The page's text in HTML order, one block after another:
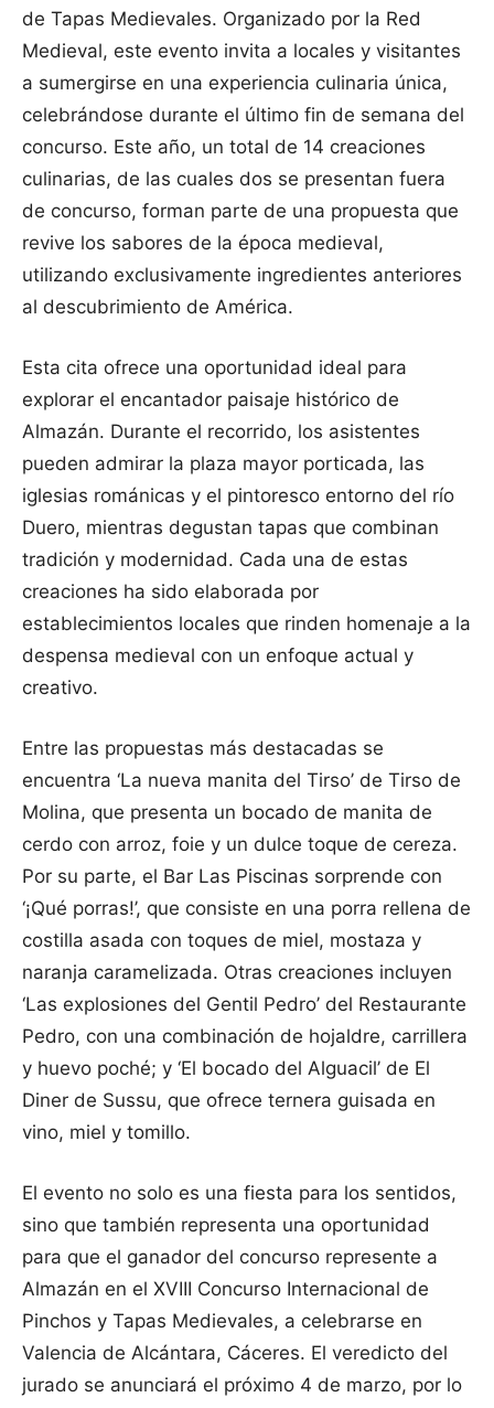
de Tapas Medievales. Organizado por la Red
Medieval, este evento invita a locales y visitantes
a sumergirse en una experiencia culinaria única,
celebrándose durante el último fin de semana del
concurso. Este año, un total de 14 creaciones
culinarias, de las cuales dos se presentan fuera
de concurso, forman parte de una propuesta que
revive los sabores de la época medieval,
utilizando exclusivamente ingredientes anteriores
al descubrimiento de América.
Esta cita ofrece una oportunidad ideal para
explorar el encantador paisaje histórico de
Almazán. Durante el recorrido, los asistentes
pueden admirar la plaza mayor porticada, las
iglesias románicas y el pintoresco entorno del río
Duero, mientras degustan tapas que combinan
tradición y modernidad. Cada una de estas
creaciones ha sido elaborada por
establecimientos locales que rinden homenaje a la
despensa medieval con un enfoque actual y
creativo.
Entre las propuestas más destacadas se
encuentra ‘La nueva manita del Tirso’ de Tirso de
Molina, que presenta un bocado de manita de
cerdo con arroz, foie y un dulce toque de cereza.
Por su parte, el Bar Las Piscinas sorprende con
‘¡Qué porras!’, que consiste en una porra rellena de
costilla asada con toques de miel, mostaza y
naranja caramelizada. Otras creaciones incluyen
‘Las explosiones del Gentil Pedro’ del Restaurante
Pedro, con una combinación de hojaldre, carrillera
y huevo poché; y ‘El bocado del Alguacil’ de El
Diner de Sussu, que ofrece ternera guisada en
vino, miel y tomillo.
El evento no solo es una fiesta para los sentidos,
sino que también representa una oportunidad
para que el ganador del concurso represente a
Almazán en el XVIII Concurso Internacional de
Pinchos y Tapas Medievales, a celebrarse en
Valencia de Alcántara, Cáceres. El veredicto del
jurado se anunciará el próximo 4 de marzo, por lo